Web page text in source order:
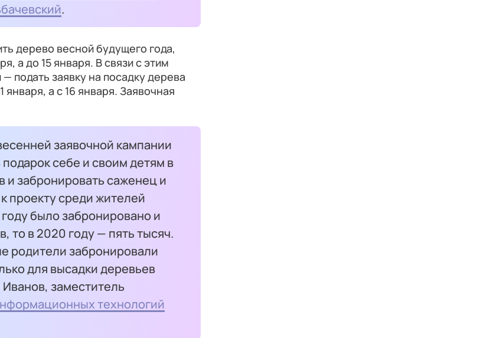
.
дерево весной будущего года,
а до 15 января. В связи с этим
подать заявку на посадку дерева
а с 16 января. Заявочная
заявочной кампании
себе и своим детям в
и забронировать саженец и
проекту среди жителей
было забронировано и
то в 2020 году — пять тысяч.
родители забронировали
для высадки деревьев
заместитель
технологий